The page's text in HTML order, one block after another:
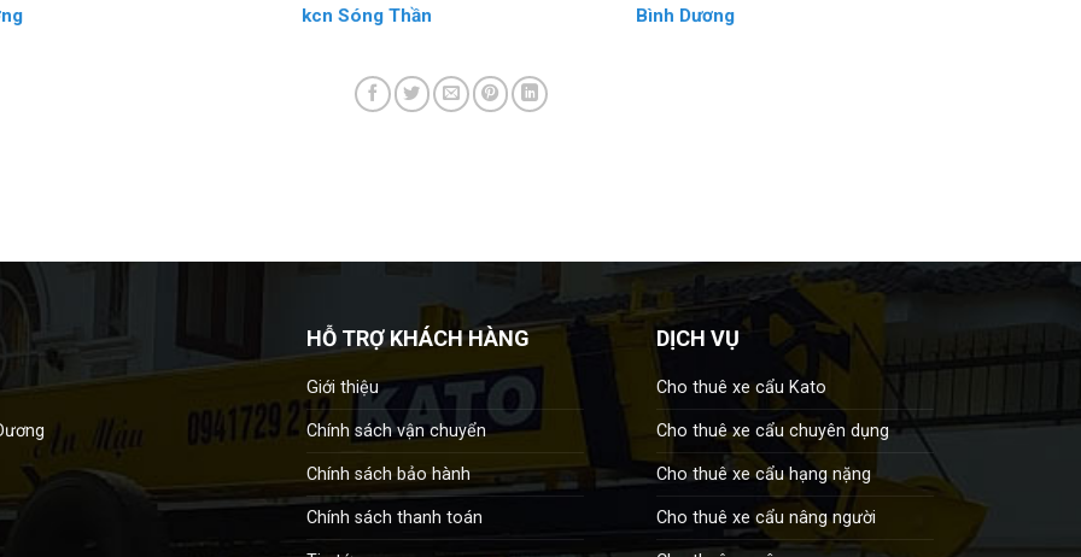
kcn Sóng Thần
Bình Dương
HỖ TRỢ KHÁCH HÀNG
Giới thiệu
Chính sách vận chuyển
Chính sách bảo hành
Chính sách thanh toán
DỊCH VỤ
Cho thuê xe cẩu Kato
Cho thuê xe cẩu chuyên dụng
Cho thuê xe cẩu hạng nặng
Cho thuê xe cẩu nâng người